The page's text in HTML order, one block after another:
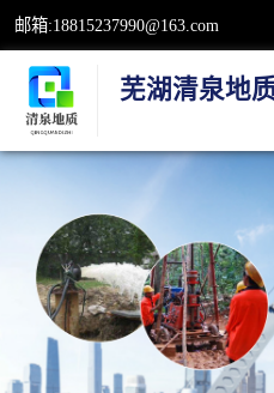
邮箱:18815237990@163.com
芜湖清泉地
检测井
地源热泵井
温泉地热井